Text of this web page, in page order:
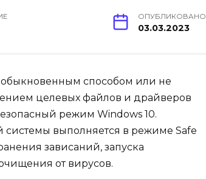
ОПУБЛИКОВАНО
03.03.2023
обыкновенным способом или не
целевых файлов и драйверов
режим Windows 10.
выполняется в режиме Safe
зависаний, запуска
от вирусов.